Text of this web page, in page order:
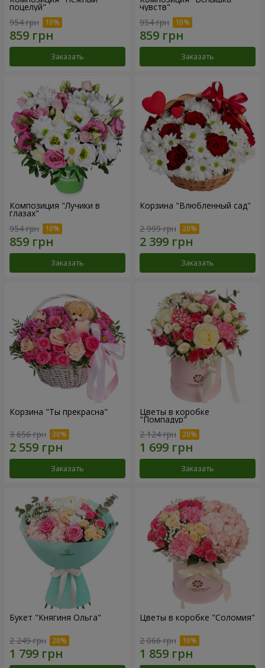
поцелуй"
954 грн
Заказать
чувств"
954 грн
Заказать
Композиция "Лучики в
глазах"
954 грн
Заказать
Корзина "Влюбленный сад"
2 999 грн
Заказать
Корзина "Ты прекрасна"
3 656 грн
Заказать
Цветы в коробке
"Помпадур"
2 124 грн
Заказать
Букет "Княгиня Ольга"
2 249 грн
Цветы в коробке "Соломия"
2 066 грн